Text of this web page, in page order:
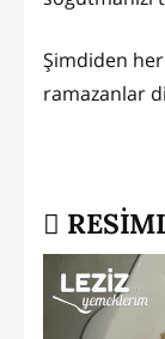
Şimdiden
ramazanlar